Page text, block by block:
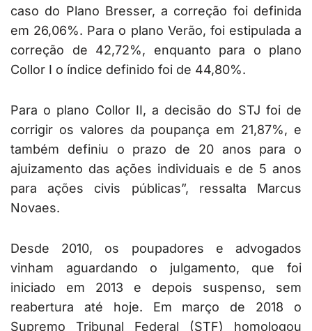
caso do Plano Bresser, a correção foi definida
em 26,06%. Para o plano Verão, foi estipulada a
correção de 42,72%, enquanto para o plano
Collor I o índice definido foi de 44,80%.
Para o plano Collor II, a decisão do STJ foi de
corrigir os valores da poupança em 21,87%, e
também definiu o prazo de 20 anos para o
ajuizamento das ações individuais e de 5 anos
para ações civis públicas”, ressalta Marcus
Novaes.
Desde 2010, os poupadores e advogados
vinham aguardando o julgamento, que foi
iniciado em 2013 e depois suspenso, sem
reabertura até hoje. Em março de 2018 o
Supremo Tribunal Federal (STF) homologou